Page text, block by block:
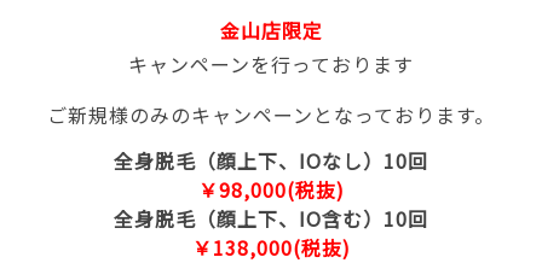
金山店限定
キャンペーンを行っております
ご新規様のみのキャンペーンとなっております。
全身脱毛（顔上下、IOなし）10回
￥98,000(税抜)
全身脱毛（顔上下、IO含む）10回
￥138,000(税抜)